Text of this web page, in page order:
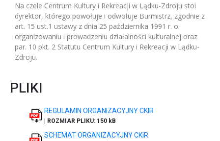
Na czele Centrum Kultury i Rekreacji w Lądku-Zdroju stoi
dyrektor, którego powołuje i odwołuje Burmistrz, zgodnie z
art. 15 ust.1 ustawy z dnia 25 października 1991 r. o
organizowaniu i prowadzeniu działalności kulturalnej oraz
par. 10 pkt. 2 Statutu Centrum Kultury i Rekreacji w Lądku-
Zdroju.
PLIKI
REGULAMIN ORGANIZACYJNY CKIR
| ROZMIAR PLIKU: 150 kB
SCHEMAT ORGANIZACYJNY CKiR